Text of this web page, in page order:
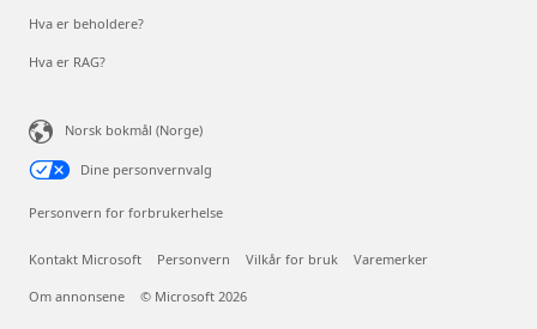
Hva er beholdere?
Hva er RAG?
Norsk bokmål (Norge)
Dine personvernvalg
Personvern for forbrukerhelse
Kontakt Microsoft Personvern Vilkår for bruk Varemerker
Om annonsene © Microsoft 2026